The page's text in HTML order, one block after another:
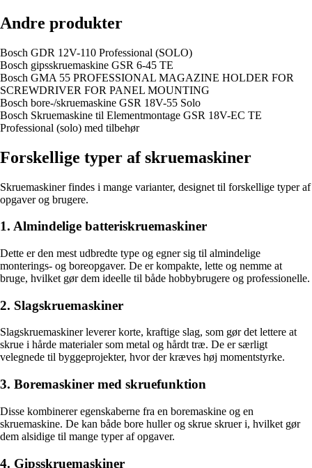
Andre produkter
Bosch GDR 12V-110 Professional (SOLO)
Bosch gipsskruemaskine GSR 6-45 TE
Bosch GMA 55 PROFESSIONAL MAGAZINE HOLDER FOR
SCREWDRIVER FOR PANEL MOUNTING
Bosch bore-/skruemaskine GSR 18V-55 Solo
Bosch Skruemaskine til Elementmontage GSR 18V-EC TE
Professional (solo) med tilbehør
Forskellige typer af skruemaskiner
Skruemaskiner findes i mange varianter, designet til forskellige typer af
opgaver og brugere.
1. Almindelige batteriskruemaskiner
Dette er den mest udbredte type og egner sig til almindelige
monterings- og boreopgaver. De er kompakte, lette og nemme at
bruge, hvilket gør dem ideelle til både hobbybrugere og professionelle.
2. Slagskruemaskiner
Slagskruemaskiner leverer korte, kraftige slag, som gør det lettere at
skrue i hårde materialer som metal og hårdt træ. De er særligt
velegnede til byggeprojekter, hvor der kræves høj momentstyrke.
3. Boremaskiner med skruefunktion
Disse kombinerer egenskaberne fra en boremaskine og en
skruemaskine. De kan både bore huller og skrue skruer i, hvilket gør
dem alsidige til mange typer af opgaver.
4. Gipsskruemaskiner